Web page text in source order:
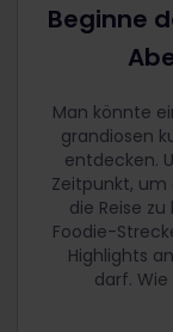
Beginne
Man könnte
grandiosen
entdecken.
Zeitpunkt,
die Reise
Foodie-
Highlights
darf.